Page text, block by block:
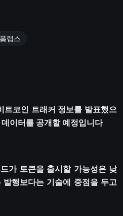
랩스
트코인 트래커 정보를 발표했으
이터를 공개할 예정입니다
가 토큰을 출시할 가능성은 낮
행보다는 기술에 중점을 두고